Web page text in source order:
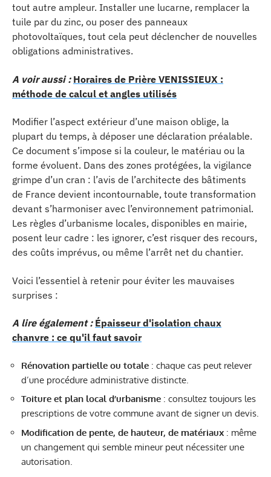
tout autre ampleur. Installer une lucarne, remplacer la
tuile par du zinc, ou poser des panneaux
photovoltaïques, tout cela peut déclencher de nouvelles
obligations administratives.
A voir aussi : Horaires de Prière VENISSIEUX :
méthode de calcul et angles utilisés
Modifier l’aspect extérieur d’une maison oblige, la
plupart du temps, à déposer une déclaration préalable.
Ce document s’impose si la couleur, le matériau ou la
forme évoluent. Dans des zones protégées, la vigilance
grimpe d’un cran : l’avis de l’architecte des bâtiments
de France devient incontournable, toute transformation
devant s’harmoniser avec l’environnement patrimonial.
Les règles d’urbanisme locales, disponibles en mairie,
posent leur cadre : les ignorer, c’est risquer des recours,
des coûts imprévus, ou même l’arrêt net du chantier.
Voici l’essentiel à retenir pour éviter les mauvaises
surprises :
A lire également : Épaisseur d'isolation chaux
chanvre : ce qu'il faut savoir
Rénovation partielle ou totale : chaque cas peut relever
d’une procédure administrative distincte.
Toiture et plan local d’urbanisme : consultez toujours les
prescriptions de votre commune avant de signer un devis.
Modification de pente, de hauteur, de matériaux : même
un changement qui semble mineur peut nécessiter une
autorisation.